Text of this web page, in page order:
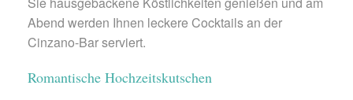
Abend werden Ihnen leckere Cocktails an der
Cinzano-Bar serviert.
Romantische Hochzeitskutschen